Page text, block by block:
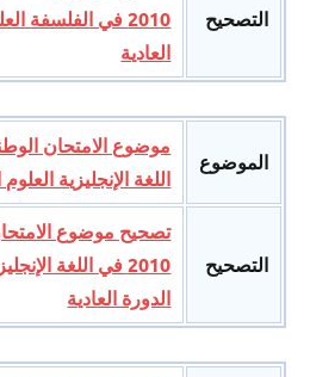
التصحيح
2010 في الفلسفة
العادية
الموضوع
اللغة الإنجليزية
التصحيح
تصحيح موضوع
2010 في اللغة
الدورة العادية